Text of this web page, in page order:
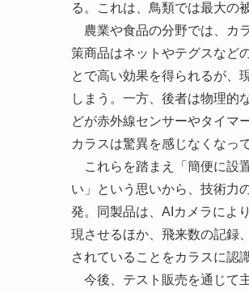
る。これは、鳥類では最大の
農業や食品の分野では、カ
策商品はネットやテグスなど
とで高い効果を得られるが、
しまう。一方、後者は物理的
どが赤外線センサーやタイマ
カラスは驚異を感じなくなっ
これらを踏まえ「簡便に設
い」という思いから、技術力
発。同製品は、AIカメラによ
現させるほか、飛来数の記録
されていることをカラスに認
今後、テスト販売を通じて